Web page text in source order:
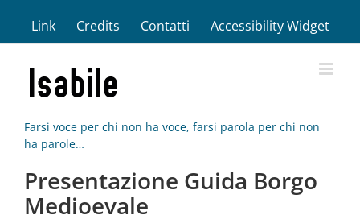
contenuto
Link Credits Contatti Accessibility Widget
Farsi voce per chi non ha voce, farsi parola per chi non
ha parole…
Presentazione Guida Borgo
Medioevale